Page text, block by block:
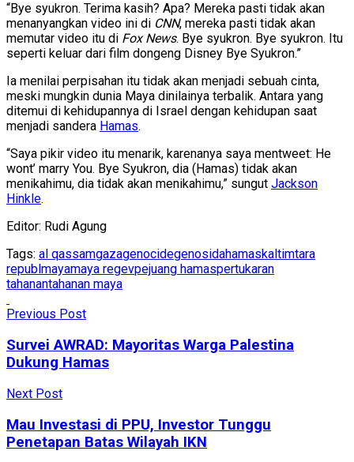
“Bye syukron. Terima kasih? Apa? Mereka pasti tidak akan
menanyangkan video ini di CNN, mereka pasti tidak akan
memutar video itu di Fox News. Bye syukron. Bye syukron. Itu
seperti keluar dari film dongeng Disney Bye Syukron.”
Ia menilai perpisahan itu tidak akan menjadi sebuah cinta,
meski mungkin dunia Maya dinilainya terbalik. Antara yang
ditemui di kehidupannya di Israel dengan kehidupan saat
menjadi sandera Hamas.
“Saya pikir video itu menarik, karenanya saya mentweet: He
wont’ marry You. Bye Syukron, dia (Hamas) tidak akan
menikahimu, dia tidak akan menikahimu,” sungut Jackson
Hinkle.
Editor: Rudi Agung
Tags: al qassamgazagenocidegenosidahamaskaltimtara
republ mayamaya regevpejuang hamaspertukaran
tahanantahanan maya
Previous Post
Survei AWRAD: Mayoritas Warga Palestina
Dukung Hamas
Next Post
Mau Investasi di PPU, Investor Tunggu
Penetapan Batas Wilayah IKN